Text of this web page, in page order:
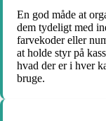
En god måde at
dem tydeligt med
farvekoder eller
at holde styr på
hvad der er i hver
bruge.